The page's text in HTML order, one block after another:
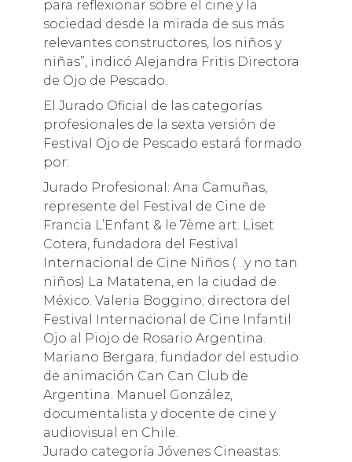
para reflexionar sobre el cine y la
sociedad desde la mirada de sus más
relevantes constructores, los niños y
niñas”, indicó Alejandra Fritis Directora
de Ojo de Pescado.
El Jurado Oficial de las categorías
profesionales de la sexta versión de
Festival Ojo de Pescado estará formado
por:
Jurado Profesional: Ana Camuñas,
represente del Festival de Cine de
Francia L’Enfant & le 7ème art. Liset
Cotera, fundadora del Festival
Internacional de Cine Niños (…y no tan
niños) La Matatena, en la ciudad de
México. Valeria Boggino; directora del
Festival Internacional de Cine Infantil
Ojo al Piojo de Rosario Argentina.
Mariano Bergara; fundador del estudio
de animación Can Can Club de
Argentina. Manuel González,
documentalista y docente de cine y
audiovisual en Chile.
Jurado categoría Jóvenes Cineastas: